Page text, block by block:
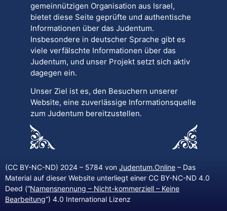
gemeinnützigen Organisation aus Israel,
bietet diese Seite geprüfte und authentische
Informationen über das Judentum.
Insbesondere in deutscher Sprache gibt es
viele verfälschte Informationen über das
Judentum, und unser Projekt setzt sich aktiv
dagegen ein.
Unser Ziel ist es, den Besuchern unserer
Website, eine zuverlässige Informationsquelle
zum Judentum bereitzustellen.
(CC BY-NC-ND) 2024 – 5784 von Judentum.Online – Das
Material auf dieser Website unterliegt einer CC BY-NC-ND 4.0
Deed (“Namensnennung – Nicht-kommerziell – Keine
Bearbeitung“) 4.0 International Lizenz